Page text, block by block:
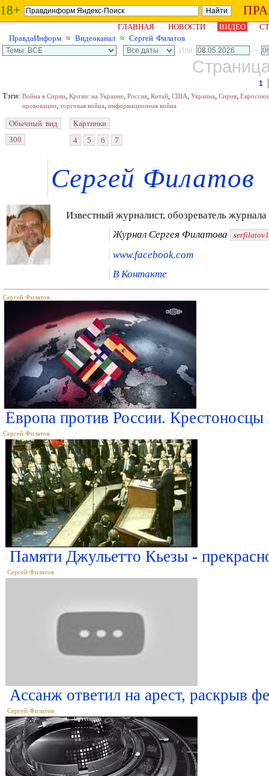
18+
ГЛАВНАЯ НОВОСТИ ВИДЕО
ПравдаИнформ ≈ Видеоканал ≈ Сергей Филатов
Или: –
1
Тэги: Война в Сирии, Кризис на Украине, Россия, Китай, США, Украина, Сирия, Евросоюз
провокации, торговая война, информационная война
Обычный вид
300
Картинки
4
5 6 7
Сергей Филатов
Известный журналист, обозреватель
Журнал Сергея Филатова
www.facebook.com
В Контакте
Сергей Филатов
Европа против России. Крестоносцы
Сергей Филатов
Памяти Джульетто Кьезы -
Сергей Филатов
Ассанж ответил на арест, раскрыв
Сергей Филатов